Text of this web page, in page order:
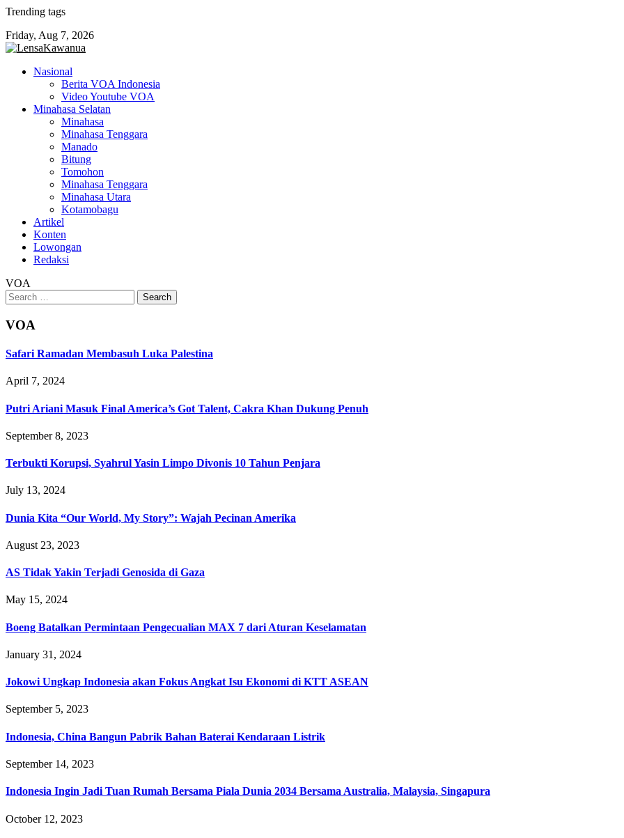
Skip
content
Trending tags
Friday, Aug 7, 2026
Nasional
Berita VOA Indonesia
Video Youtube VOA
Minahasa Selatan
Minahasa
Minahasa Tenggara
Manado
Bitung
Tomohon
Minahasa Tenggara
Minahasa Utara
Kotamobagu
Artikel
Konten
Lowongan
Redaksi
VOA
Search
for:
VOA
Safari Ramadan Membasuh Luka Palestina
April 7, 2024
Putri Ariani Masuk Final America’s Got Talent, Cakra Khan Dukung Penuh
September 8, 2023
Terbukti Korupsi, Syahrul Yasin Limpo Divonis 10 Tahun Penjara
July 13, 2024
Dunia Kita “Our World, My Story”: Wajah Pecinan Amerika
August 23, 2023
AS Tidak Yakin Terjadi Genosida di Gaza
May 15, 2024
Boeng Batalkan Permintaan Pengecualian MAX 7 dari Aturan Keselamatan
January 31, 2024
Jokowi Ungkap Indonesia akan Fokus Angkat Isu Ekonomi di KTT ASEAN
September 5, 2023
Indonesia, China Bangun Pabrik Bahan Baterai Kendaraan Listrik
September 14, 2023
Indonesia Ingin Jadi Tuan Rumah Bersama Piala Dunia 2034 Bersama Australia, Malaysia, Singapura
October 12, 2023